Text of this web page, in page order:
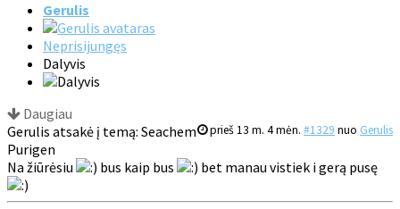
Gerulis
Neprisijungęs
Dalyvis
Daugiau
prieš 13 m. 4 mėn. #1329 nuo Gerulis
Gerulis atsakė į temą: Seachem
Purigen
Na žiūrėsiu
bus kaip bus bet manau vistiek i gerą pusę